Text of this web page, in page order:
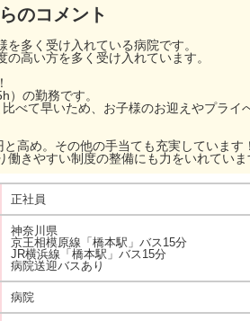
のコメント
多く受け入れている病院です。
高い方を多く受け入れています。
の勤務です。
べて早いため、お子様のお迎えやプライ
高め。その他の手当ても充実しています！
きやすい制度の整備にも力をいれていま
正社員
神奈川県
京王相模原線「橋本駅」バス15分
JR横浜線「橋本駅」バス15分
病院送迎バスあり
病院